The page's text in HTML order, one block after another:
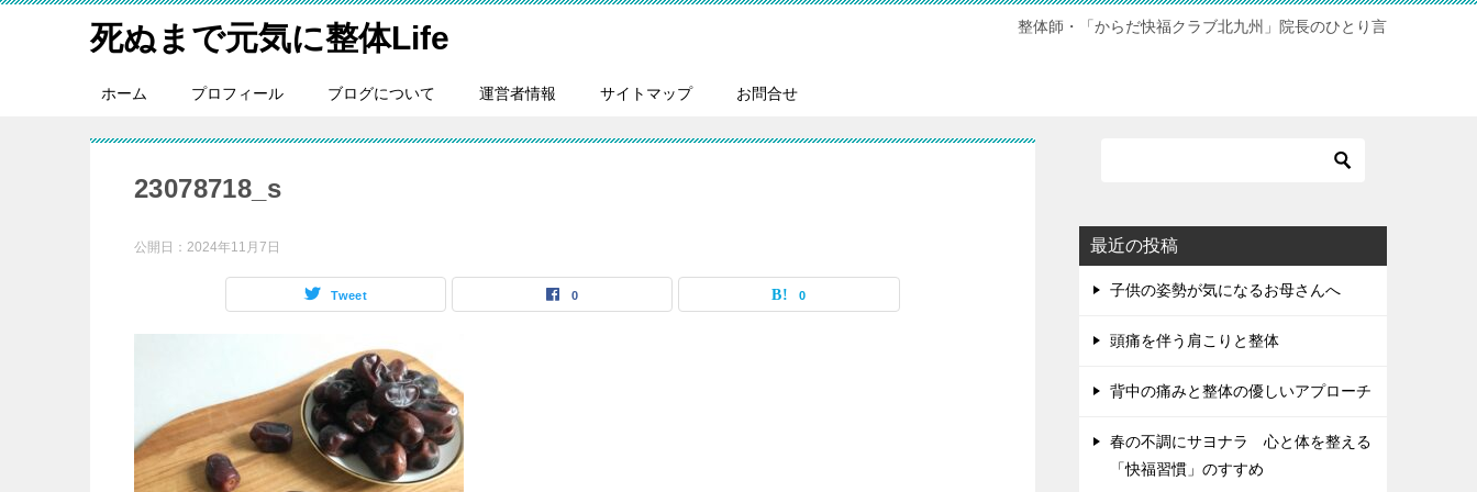
死ぬまで元気に整体Life 整体師・「からだ快福クラブ北九州」院長のひとり言
ホーム プロフィール ブログについて 運営者情報 サイトマップ お問合せ
23078718_s
公開日： 2024年11月7日
Tweet 0 0
最近の投稿
子供の姿勢が気になるお母さんへ
頭痛を伴う肩こりと整体
背中の痛みと整体の優しいアプローチ
春の不調にサヨナラ 心と体を整える
「快福習慣」のすすめ